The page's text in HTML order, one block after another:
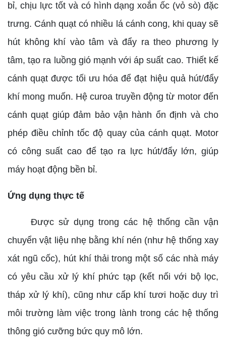
bỉ, chịu lực tốt và có hình dạng xoắn ốc (vỏ sò) đặc
trưng. Cánh quạt có nhiều lá cánh cong, khi quay sẽ
hút không khí vào tâm và đẩy ra theo phương ly
tâm, tạo ra luồng gió mạnh với áp suất cao. Thiết kế
cánh quạt được tối ưu hóa để đạt hiệu quả hút/đẩy
khí mong muốn. Hệ curoa truyền động từ motor đến
cánh quạt giúp đảm bảo vận hành ổn định và cho
phép điều chỉnh tốc độ quay của cánh quạt. Motor
có công suất cao để tạo ra lực hút/đẩy lớn, giúp
máy hoạt động bền bỉ.
Ứng dụng thực tế
Được sử dụng trong các hệ thống cần vận
chuyển vật liệu nhẹ bằng khí nén (như hệ thống xay
xát ngũ cốc), hút khí thải trong một số các nhà máy
có yêu cầu xử lý khí phức tạp (kết nối với bộ lọc,
tháp xử lý khí), cũng như cấp khí tươi hoặc duy trì
môi trường làm việc trong lành trong các hệ thống
thông gió cưỡng bức quy mô lớn.